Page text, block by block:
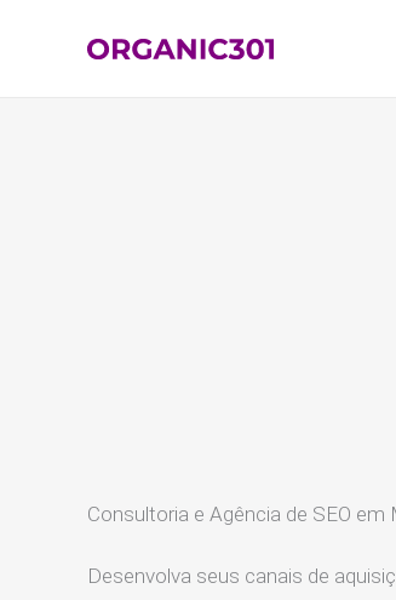
Consultoria e Agência de SEO em
Desenvolva seus canais de